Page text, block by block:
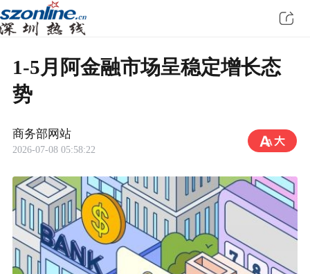
1-5月阿金融市场呈稳定增长态
势
商务部网站
2026-07-08 05:58:22